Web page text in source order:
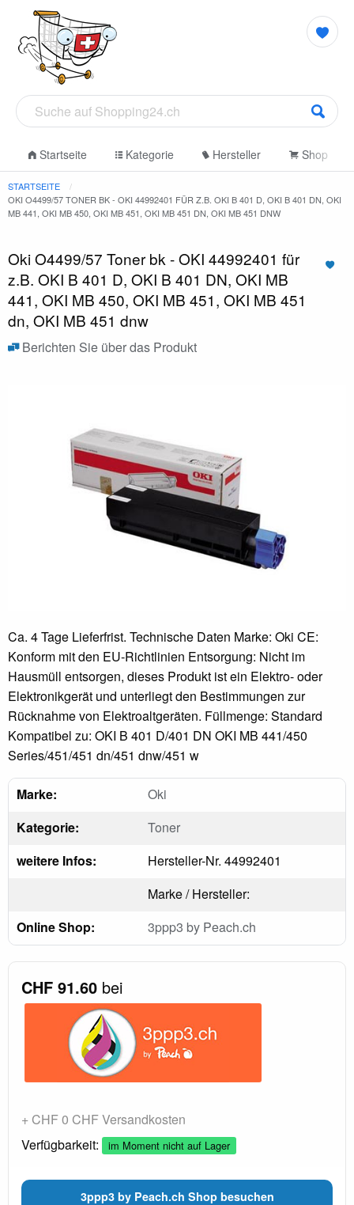
Startseite Kategorie Hersteller Shop
STARTSEITE
OKI O4499/57 TONER BK - OKI 44992401 FÜR Z.B. OKI B 401 D, OKI B 401 DN, OKI
MB 441, OKI MB 450, OKI MB 451, OKI MB 451 DN, OKI MB 451 DNW
Oki O4499/57 Toner bk - OKI 44992401 für
z.B. OKI B 401 D, OKI B 401 DN, OKI MB
441, OKI MB 450, OKI MB 451, OKI MB 451
dn, OKI MB 451 dnw
Berichten Sie über das Produkt
Ca. 4 Tage Lieferfrist. Technische Daten Marke: Oki CE:
Konform mit den EU-Richtlinien Entsorgung: Nicht im
Hausmüll entsorgen, dieses Produkt ist ein Elektro- oder
Elektronikgerät und unterliegt den Bestimmungen zur
Rücknahme von Elektroaltgeräten. Füllmenge: Standard
Kompatibel zu: OKI B 401 D/401 DN OKI MB 441/450
Series/451/451 dn/451 dnw/451 w
Marke:
Oki
Kategorie:
Toner
weitere Infos:
Hersteller-Nr. 44992401
Marke / Hersteller:
Online Shop:
3ppp3 by Peach.ch
CHF 91.60 bei
+ CHF 0 CHF Versandkosten
Verfügbarkeit:
im Moment nicht auf Lager
3ppp3 by Peach.ch Shop besuchen